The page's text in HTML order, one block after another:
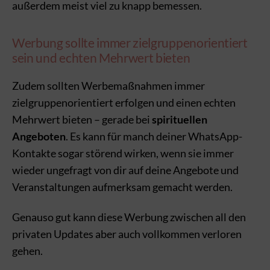
außerdem meist viel zu knapp bemessen.
Werbung sollte immer zielgruppenorientiert
sein und echten Mehrwert bieten
Zudem sollten Werbemaßnahmen immer
zielgruppenorientiert erfolgen und einen echten
Mehrwert bieten – gerade bei spirituellen
Angeboten. Es kann für manch deiner WhatsApp-
Kontakte sogar störend wirken, wenn sie immer
wieder ungefragt von dir auf deine Angebote und
Veranstaltungen aufmerksam gemacht werden.
Genauso gut kann diese Werbung zwischen all den
privaten Updates aber auch vollkommen verloren
gehen.